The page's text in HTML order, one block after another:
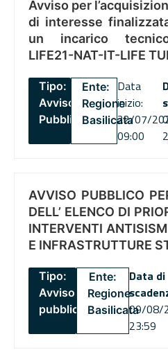
Avviso per
di interesse
un incarico
LIFE21-NAT-IT-LIFE
Tipo:
Avviso
Pubblico
Ente:
Regione
Basilicata
Data
inizio:
22/07/
09:00
AVVISO PUBBLICO
DELL’ ELENCO DI
INTERVENTI
E INFRASTRUTTURE
Tipo:
Avviso
pubblico
Ente:
Regione
Basilicata
Data di
09/08/
23:59